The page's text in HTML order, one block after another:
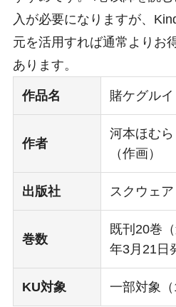
入が必要になりますが、
元を活用すれば通常よりお
あります。
作品名 賭ケグルイ
作者
河本ほむ
（作画）
出版社 スクウェ
巻数
既刊20巻
年3月21日
KU対象 一部対象（